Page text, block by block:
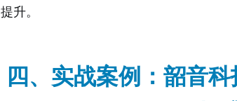
提升。
四、实战案例：韶音